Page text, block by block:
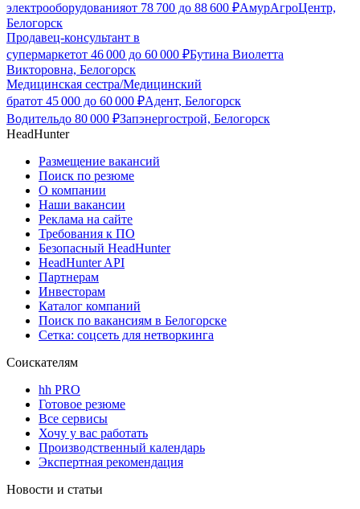
электрооборудованияот 78 700 до 88 600 ₽АмурАгроЦентр,
Белогорск
Продавец-консультант в
супермаркетот 46 000 до 60 000 ₽Бутина Виолетта
Викторовна, Белогорск
Медицинская сестра/Медицинский
братот 45 000 до 60 000 ₽Адент, Белогорск
Водительдо 80 000 ₽Запэнергострой, Белогорск
HeadHunter
Размещение вакансий
Поиск по резюме
О компании
Наши вакансии
Реклама на сайте
Требования к ПО
Безопасный HeadHunter
HeadHunter API
Партнерам
Инвесторам
Каталог компаний
Поиск по вакансиям в Белогорске
Сетка: соцсеть для нетворкинга
Соискателям
hh PRO
Готовое резюме
Все сервисы
Хочу у вас работать
Производственный календарь
Экспертная рекомендация
Новости и статьи